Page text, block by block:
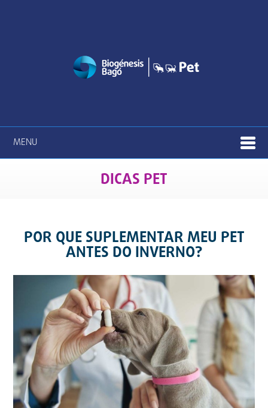
MENU
DICAS PET
POR QUE SUPLEMENTAR MEU PET
ANTES DO INVERNO?